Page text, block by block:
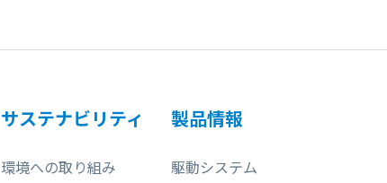
サステナビリティ
環境への取り組み
製品情報
駆動システム